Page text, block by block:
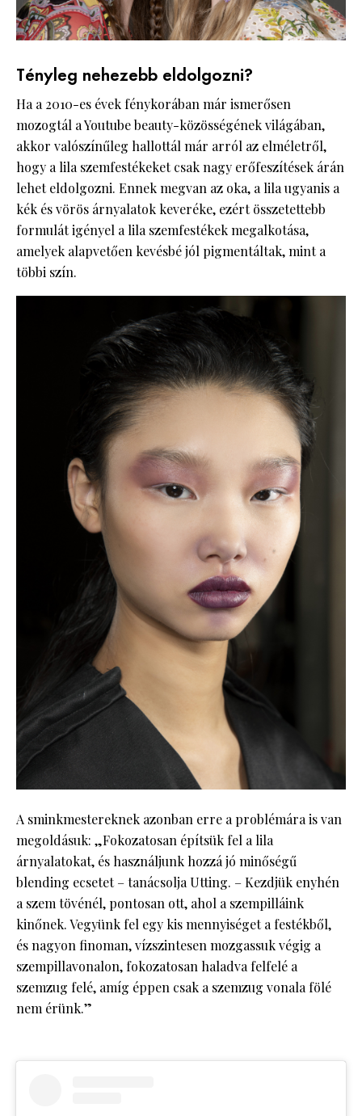
Tényleg nehezebb eldolgozni?
Ha a 2010-es évek fénykorában már ismerősen
mozogtál a Youtube beauty-közösségének világában,
akkor valószínűleg hallottál már arról az elméletről,
hogy a lila szemfestékeket csak nagy erőfeszítések árán
lehet eldolgozni. Ennek megvan az oka, a lila ugyanis a
kék és vörös árnyalatok keveréke, ezért összetettebb
formulát igényel a lila szemfestékek megalkotása,
amelyek alapvetően kevésbé jól pigmentáltak, mint a
többi szín.
A sminkmestereknek azonban erre a problémára is van
megoldásuk: „Fokozatosan építsük fel a lila
árnyalatokat, és használjunk hozzá jó minőségű
blending ecsetet – tanácsolja Utting. – Kezdjük enyhén
a szem tövénél, pontosan ott, ahol a szempilláink
kinőnek. Vegyünk fel egy kis mennyiséget a festékből,
és nagyon finoman, vízszintesen mozgassuk végig a
szempillavonalon, fokozatosan haladva felfelé a
szemzug felé, amíg éppen csak a szemzug vonala fölé
nem érünk.”